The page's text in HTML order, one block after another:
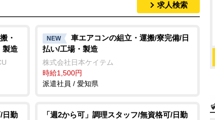
求人検索
・
製造
NEW
車エアコンの組立・運搬/寮完備/日
払い/工場・製造
株式会社日本ケイテム
時給1,500円
派遣社員 / 愛知県
日勤
「週2から可」調理スタッフ/無資格可/日勤